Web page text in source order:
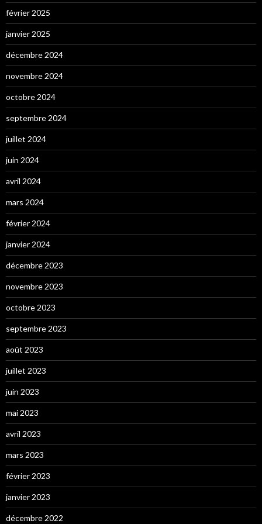
février 2025
janvier 2025
décembre 2024
novembre 2024
octobre 2024
septembre 2024
juillet 2024
juin 2024
avril 2024
mars 2024
février 2024
janvier 2024
décembre 2023
novembre 2023
octobre 2023
septembre 2023
août 2023
juillet 2023
juin 2023
mai 2023
avril 2023
mars 2023
février 2023
janvier 2023
décembre 2022